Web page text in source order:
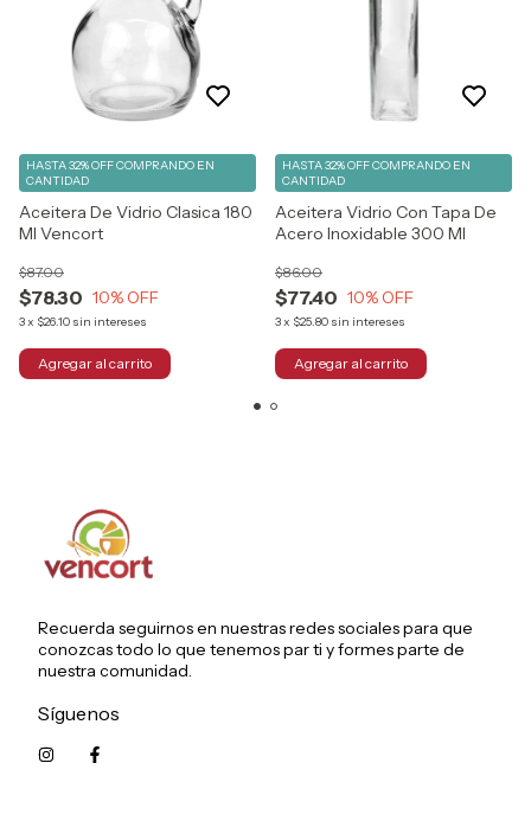
Aceitera De Vidrio Clasica 180
Ml Vencort
$78.30
$87.00
10% OFF
3x $26.10 sin intereses
HASTA 32% OFFCOMPRANDO EN
CANTIDAD
Aceitera Vidrio Con Tapa De
Acero Inoxidable 300 Ml
$77.40
$86.00
10% OFF
3x $25.80 sin intereses
HASTA 32% OFFCOMPRANDO EN
CANTIDAD
Recuerda seguirnos en nuestras redes sociales para que
conozcas todo lo que tenemos par ti y formes parte de
nuestra comunidad.
Síguenos